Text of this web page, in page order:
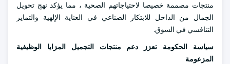
منتجات مصممة خصيصا لاحتياجاتهم الصحية ، مما يؤكد نهج تحويل
الجمال من الداخل للابتكار الصناعي في العناية الإلهية والتمايز
التنافسي في السوق.
سياسة الحكومة تعزز دعم منتجات التجميل المزايا الوظيفية
المزعومة